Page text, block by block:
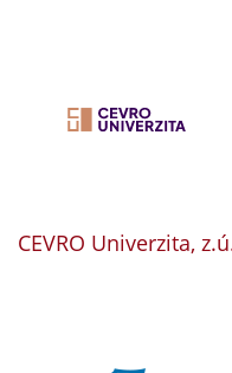
CEVRO Univerzita,